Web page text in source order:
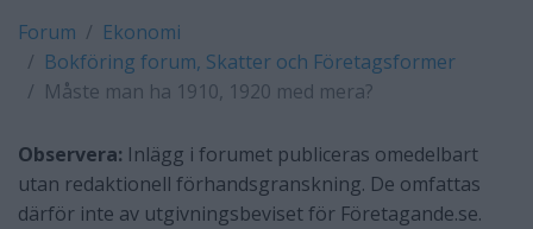
Forum
Ekonomi
Bokföring forum, Skatter och Företagsformer
Måste man ha 1910, 1920 med mera?
Observera: Inlägg i forumet publiceras omedelbart
utan redaktionell förhandsgranskning. De omfattas
därför inte av utgivningsbeviset för Företagande.se.